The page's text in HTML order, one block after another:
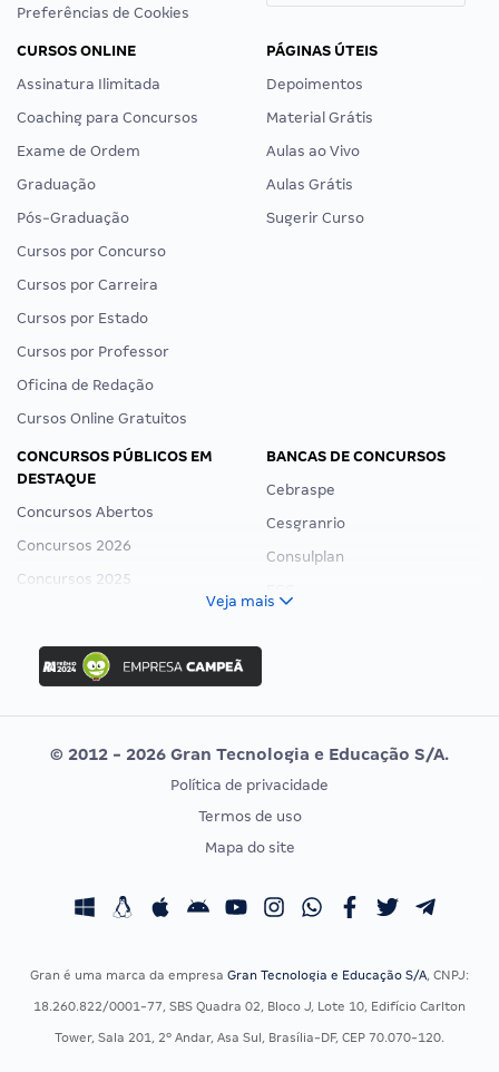
Preferências de Cookies
CURSOS ONLINE
Assinatura Ilimitada
Coaching para Concursos
Exame de Ordem
Graduação
Pós-Graduação
Cursos por Concurso
Cursos por Carreira
Cursos por Estado
Cursos por Professor
Oficina de Redação
Cursos Online Gratuitos
PÁGINAS ÚTEIS
Depoimentos
Material Grátis
Aulas ao Vivo
Aulas Grátis
Sugerir Curso
CONCURSOS PÚBLICOS EM
DESTAQUE
Concursos Abertos
Concursos 2026
Concursos 2025
Concurso Ibama
Concurso MPU
Editais publicados
BANCAS DE CONCURSOS
Cebraspe
Cesgranrio
Consulplan
Vunesp
CONCURSOS POR PROFISSÃO
Concursos Fiscais
EXAME DE ORDEM
Calendário OAB
Veja mais
© 2012 - 2026 Gran Tecnologia e Educação S/A.
Política de privacidade
Termos de uso
Mapa do site
Gran é uma marca da empresa Gran Tecnologia e Educação S/A, CNPJ:
18.260.822/0001-77, SBS Quadra 02, Bloco J, Lote 10, Edifício Carlton
Tower, Sala 201, 2º Andar, Asa Sul, Brasília-DF, CEP 70.070-120.